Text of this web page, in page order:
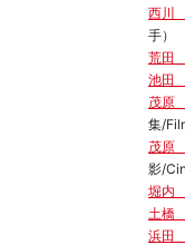
西川
手）
荒田
池田
茂原
集/
茂原
影/
堀内
土橋
浜田